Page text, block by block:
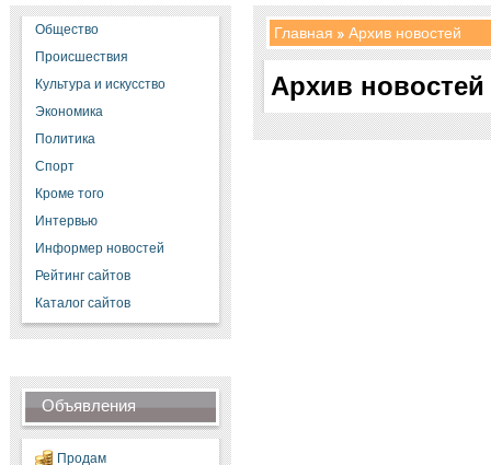
Общество
Происшествия
Культура и искусство
Экономика
Политика
Спорт
Кроме того
Интервью
Информер новостей
Рейтинг сайтов
Каталог сайтов
Объявления
Продам
Главная Архив новостей
Архив новостей